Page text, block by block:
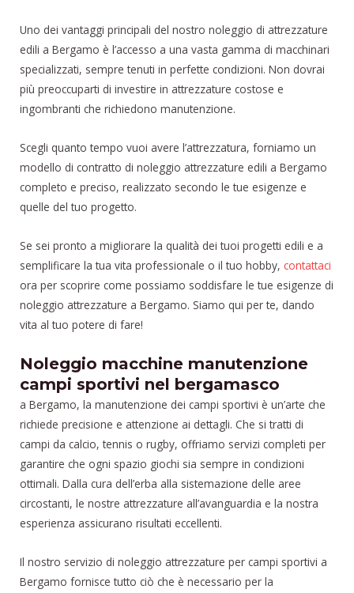
Uno dei vantaggi principali del nostro noleggio di attrezzature
edili a Bergamo è l’accesso a una vasta gamma di macchinari
specializzati, sempre tenuti in perfette condizioni. Non dovrai
più preoccuparti di investire in attrezzature costose e
ingombranti che richiedono manutenzione.
Scegli quanto tempo vuoi avere l’attrezzatura, forniamo un
modello di contratto di noleggio attrezzature edili a Bergamo
completo e preciso, realizzato secondo le tue esigenze e
quelle del tuo progetto.
Se sei pronto a migliorare la qualità dei tuoi progetti edili e a
semplificare la tua vita professionale o il tuo hobby, contattaci
ora per scoprire come possiamo soddisfare le tue esigenze di
noleggio attrezzature a Bergamo. Siamo qui per te, dando
vita al tuo potere di fare!
Noleggio macchine manutenzione
campi sportivi nel bergamasco
a Bergamo, la manutenzione dei campi sportivi è un’arte che
richiede precisione e attenzione ai dettagli. Che si tratti di
campi da calcio, tennis o rugby, offriamo servizi completi per
garantire che ogni spazio giochi sia sempre in condizioni
ottimali. Dalla cura dell’erba alla sistemazione delle aree
circostanti, le nostre attrezzature all’avanguardia e la nostra
esperienza assicurano risultati eccellenti.
Il nostro servizio di noleggio attrezzature per campi sportivi a
Bergamo fornisce tutto ciò che è necessario per la